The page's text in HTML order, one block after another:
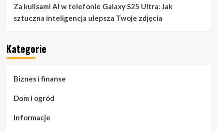
Za kulisami AI w telefonie Galaxy S25 Ultra: Jak
sztuczna inteligencja ulepsza Twoje zdjęcia
Kategorie
Biznes i finanse
Dom i ogród
Informacje